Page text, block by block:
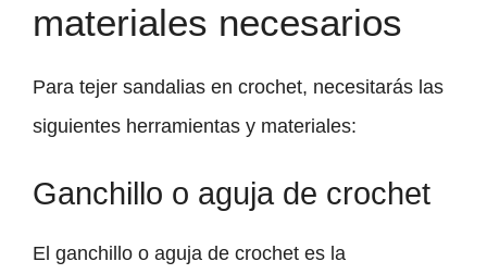
materiales necesarios
Para tejer sandalias en crochet, necesitarás las
siguientes herramientas y materiales:
Ganchillo o aguja de crochet
El ganchillo o aguja de crochet es la